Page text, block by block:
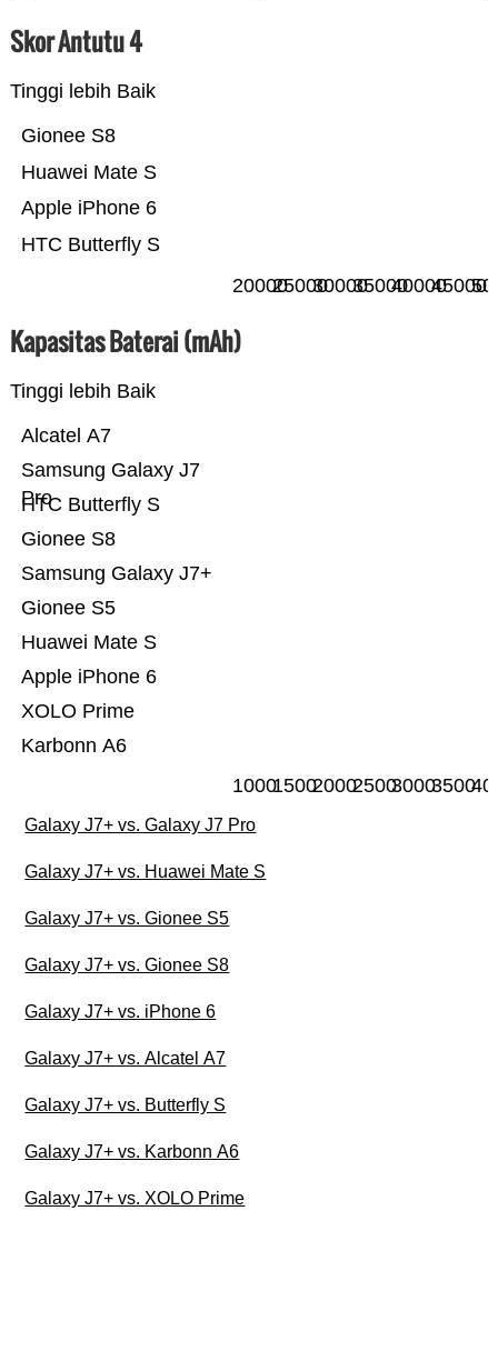
Skor Antutu 4
Tinggi lebih Baik
HTC Butterfly S
Apple iPhone 6
Huawei Mate S
Gionee S8
200002500030000350004000045000
Kapasitas Baterai (mAh)
Tinggi lebih Baik
Karbonn A6
XOLO Prime
Apple iPhone 6
Huawei Mate S
Gionee S5
Samsung Galaxy J7+
Gionee S8
HTC Butterfly S
Samsung Galaxy J7
Pro
Alcatel A7
100015002000250030003500
Galaxy J7+ vs. Galaxy J7 Pro
Galaxy J7+ vs. Huawei Mate S
Galaxy J7+ vs. Gionee S5
Galaxy J7+ vs. Gionee S8
Galaxy J7+ vs. iPhone 6
Galaxy J7+ vs. Alcatel A7
Galaxy J7+ vs. Butterfly S
Galaxy J7+ vs. Karbonn A6
Galaxy J7+ vs. XOLO Prime